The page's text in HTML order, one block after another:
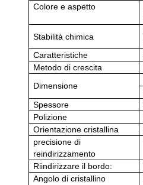
Colore e aspetto
Stabilità chimica
Caratteristiche
Metodo di crescita
Dimensione
Spessore
Polizione
Orientazione cristallina
precisione di
reindirizzamento
Riindirizzare il bordo:
Angolo di cristallino